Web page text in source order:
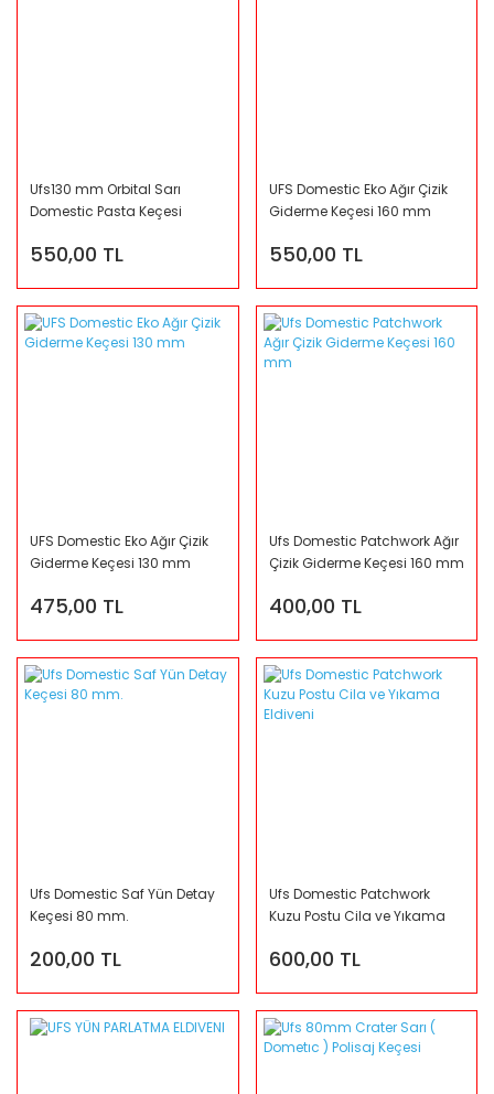
Ufs130 mm Orbital Sarı
Domestic Pasta Keçesi
550,00 TL
UFS Domestic Eko Ağır Çizik
Giderme Keçesi 160 mm
550,00 TL
UFS Domestic Eko Ağır Çizik
Giderme Keçesi 130 mm
475,00 TL
Ufs Domestic Patchwork Ağır
Çizik Giderme Keçesi 160 mm
400,00 TL
Ufs Domestic Saf Yün Detay
Keçesi 80 mm.
200,00 TL
Ufs Domestic Patchwork
Kuzu Postu Cila ve Yıkama
600,00 TL